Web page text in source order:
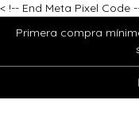
< !-- End Meta Pixel Code
Primera compra